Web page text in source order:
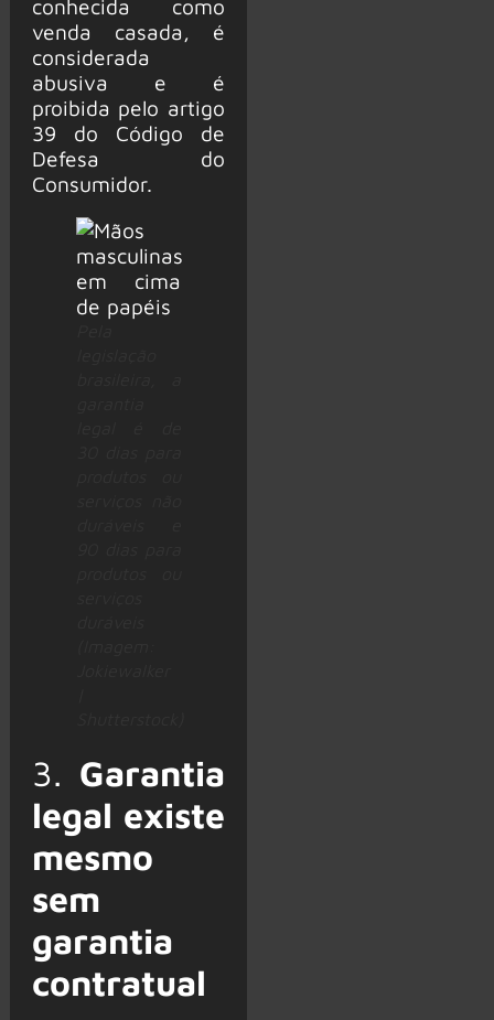
conhecida como
venda casada, é
considerada
abusiva e é
proibida pelo artigo
39 do Código de
Defesa do
Consumidor.
3. Garantia
legal existe
mesmo
sem
garantia
contratual